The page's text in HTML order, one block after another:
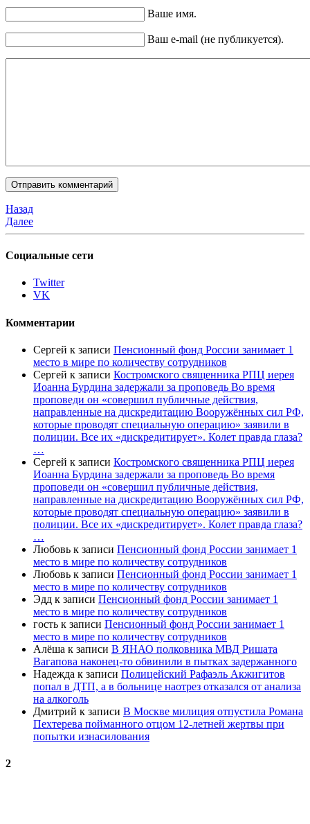
Ваше имя.
Ваш e-mail (не публикуется).
Назад
Далее
Социальные сети
Twitter
VK
Комментарии
Сергей к записи Пенсионный фонд России занимает 1
место в мире по количеству сотрудников
Сергей к записи Костромского священника РПЦ иерея
Иоанна Бурдина задержали за проповедь Во время
проповеди он «совершил публичные действия,
направленные на дискредитацию Вооружённых сил РФ,
которые проводят специальную операцию» заявили в
полиции. Все их «дискредитирует». Колет правда глаза?
…
Сергей к записи Костромского священника РПЦ иерея
Иоанна Бурдина задержали за проповедь Во время
проповеди он «совершил публичные действия,
направленные на дискредитацию Вооружённых сил РФ,
которые проводят специальную операцию» заявили в
полиции. Все их «дискредитирует». Колет правда глаза?
…
Любовь к записи Пенсионный фонд России занимает 1
место в мире по количеству сотрудников
Любовь к записи Пенсионный фонд России занимает 1
место в мире по количеству сотрудников
Эдд к записи Пенсионный фонд России занимает 1
место в мире по количеству сотрудников
гость к записи Пенсионный фонд России занимает 1
место в мире по количеству сотрудников
Алёша к записи В ЯНАО полковника МВД Ришата
Вагапова наконец-то обвинили в пытках задержанного
Надежда к записи Полицейский Рафаэль Акжигитов
попал в ДТП, а в больнице наотрез отказался от анализа
на алкоголь
Дмитрий к записи В Москве милиция отпустила Романа
Пехтерева пойманного отцом 12-летней жертвы при
попытки изнасилования
2